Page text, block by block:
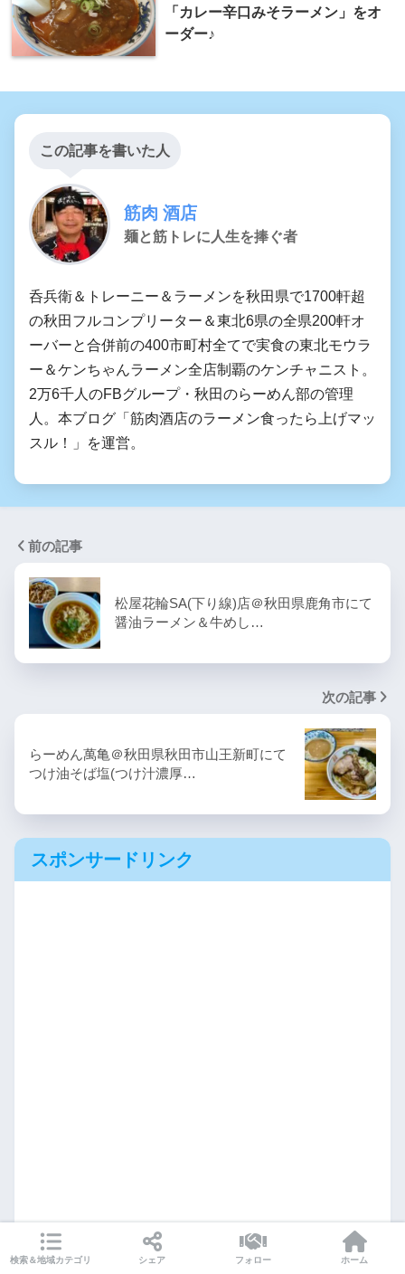
「カレー辛口みそラーメン」をオ
ーダー♪
この記事を書いた人
筋肉 酒店
麺と筋トレに人生を捧ぐ者
呑兵衛＆トレーニー＆ラーメンを秋田県で1700軒超
の秋田フルコンプリーター＆東北6県の全県200軒オ
ーバーと合併前の400市町村全てで実食の東北モウラ
ー＆ケンちゃんラーメン全店制覇のケンチャニスト。
2万6千人のFBグループ・秋田のらーめん部の管理
人。本ブログ「筋肉酒店のラーメン食ったら上げマッ
スル！」を運営。
前の記事
松屋花輪SA(下り線)店＠秋田県鹿角市にて
醤油ラーメン＆牛めし…
次の記事
らーめん萬亀＠秋田県秋田市山王新町にて
つけ油そば塩(つけ汁濃厚…
スポンサードリンク
検索＆地域カテゴリ シェア フォロー ホーム